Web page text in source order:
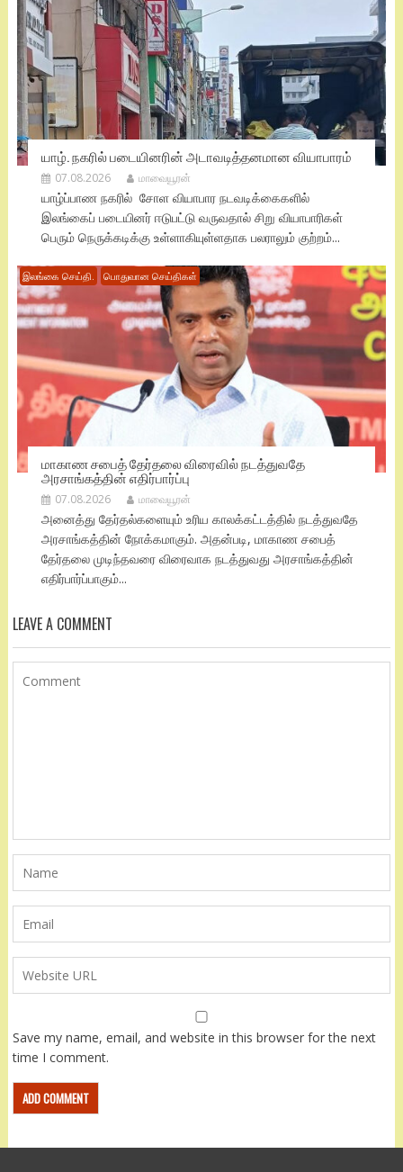
யாழ். நகரில் படையினரின் அடாவடித்தனமான வியாபாரம்
07.08.2026 மாவையூரன்
யாழ்ப்பாண நகரில் சோள வியாபார நடவடிக்கைகளில்
இலங்கைப் படையினர் ஈடுபட்டு வருவதால் சிறு வியாபாரிகள்
பெரும் நெருக்கடிக்கு உள்ளாகியுள்ளதாக பலராலும் குற்றம்...
இலங்கை செய்தி. பொதுவான செய்திகள்
மாகாண சபைத் தேர்தலை விரைவில் நடத்துவதே
அரசாங்கத்தின் எதிர்பார்ப்பு
07.08.2026 மாவையூரன்
அனைத்து தேர்தல்களையும் உரிய காலக்கட்டத்தில் நடத்துவதே
அரசாங்கத்தின் நோக்கமாகும். அதன்படி, மாகாண சபைத்
தேர்தலை முடிந்தவரை விரைவாக நடத்துவது அரசாங்கத்தின்
எதிர்பார்ப்பாகும்...
LEAVE A COMMENT
Save my name, email, and website in this browser for the next
time I comment.